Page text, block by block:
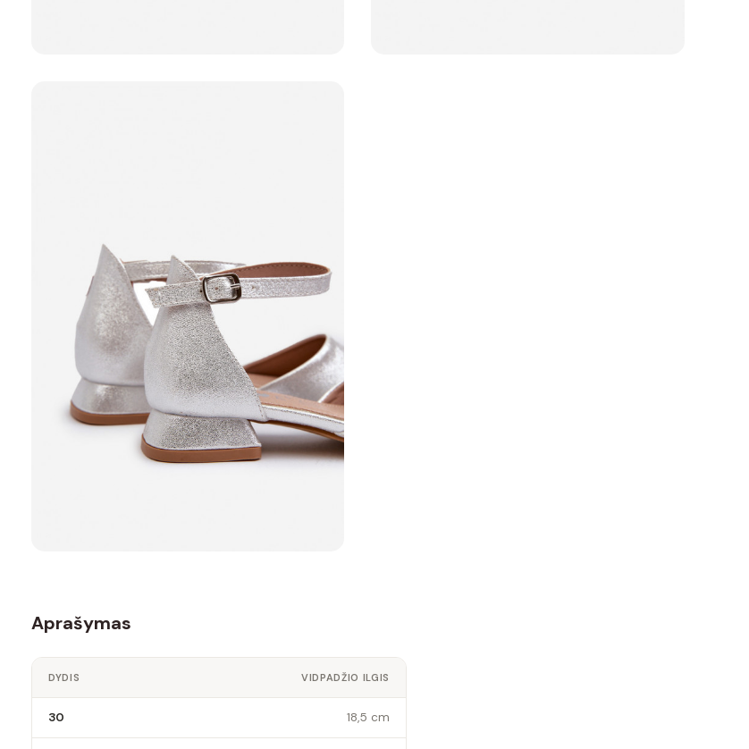
Aprašymas
DYDIS VIDPADŽIO ILGIS
30 18,5 cm